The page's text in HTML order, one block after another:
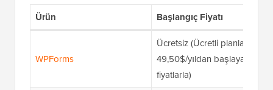
Ürün Başlangıç Fiyatı
WPForms
Ücretsiz (Ücretli planlar
49,50$/yıldan başlayan
fiyatlarla)